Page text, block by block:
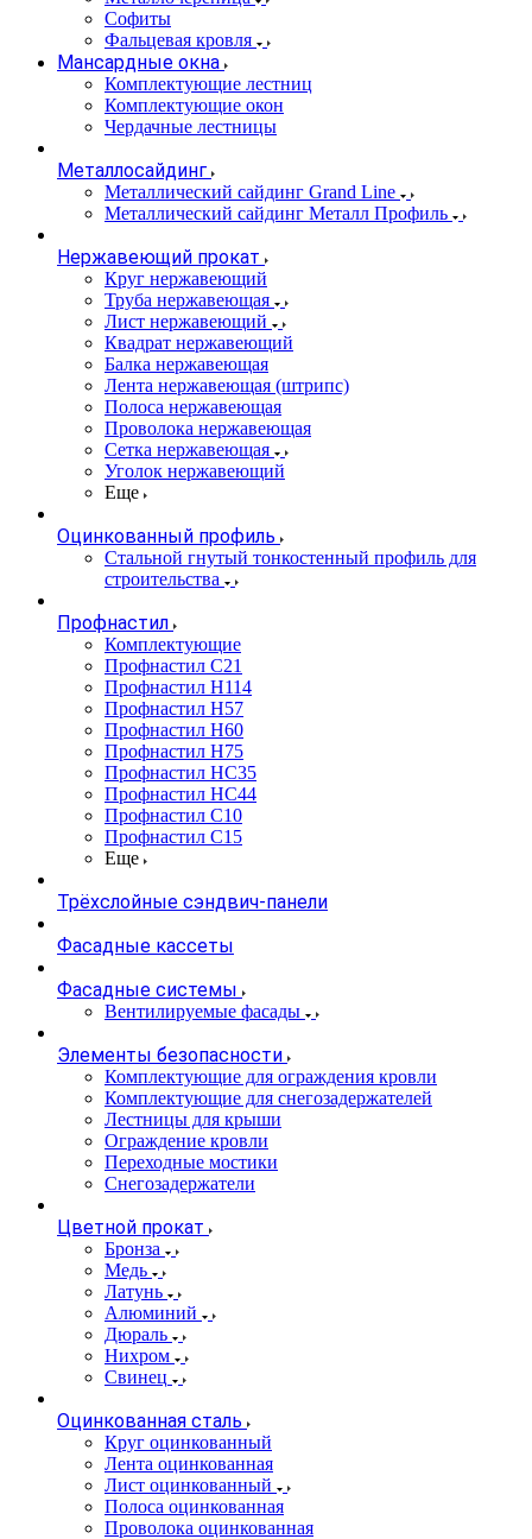
Софиты
Фальцевая кровля
Мансардные окна
Комплектующие лестниц
Комплектующие окон
Чердачные лестницы
Металлосайдинг
Металлический сайдинг Grand Line
Металлический сайдинг Металл Профиль
Нержавеющий прокат
Круг нержавеющий
Труба нержавеющая
Лист нержавеющий
Квадрат нержавеющий
Балка нержавеющая
Лента нержавеющая (штрипс)
Полоса нержавеющая
Проволока нержавеющая
Сетка нержавеющая
Уголок нержавеющий
Еще
Оцинкованный профиль
Стальной гнутый тонкостенный профиль для
строительства
Профнастил
Комплектующие
Профнастил C21
Профнастил Н114
Профнастил Н57
Профнастил Н60
Профнастил Н75
Профнастил НС35
Профнастил НС44
Профнастил С10
Профнастил С15
Еще
Трёхслойные сэндвич-панели
Фасадные кассеты
Фасадные системы
Вентилируемые фасады
Элементы безопасности
Комплектующие для ограждения кровли
Комплектующие для снегозадержателей
Лестницы для крыши
Ограждение кровли
Переходные мостики
Снегозадержатели
Цветной прокат
Бронза
Медь
Латунь
Алюминий
Дюраль
Нихром
Свинец
Оцинкованная сталь
Круг оцинкованный
Лента оцинкованная
Лист оцинкованный
Полоса оцинкованная
Проволока оцинкованная